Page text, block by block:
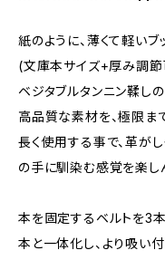
紙のように、薄くて軽いブ
(文庫本サイズ+厚み調節
ベジタブルタンニン鞣し
高品質な素材を、極限ま
長く使用する事で、革が
の手に馴染む感覚を楽し
本を固定するベルトを3本
本と一体化し、より吸い付